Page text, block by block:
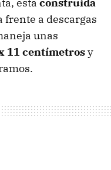
está construida
frente a descargas
unas
11 centímetrosy